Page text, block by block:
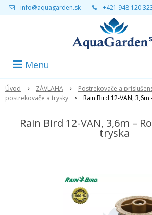
info@aquagarden.sk +421 948 120
Menu
Úvod ZÁVLAHA Postrekovače a
postrekovače a trysky
Rain Bird 12-VAN,
Rain Bird 12-VAN, 3,6m –
tryska